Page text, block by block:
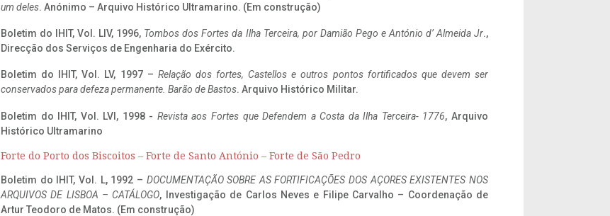
um deles. Anónimo – Arquivo Histórico Ultramarino. (Em construção)
Boletim do IHIT, Vol. LIV, 1996, Tombos dos Fortes da Ilha Terceira, por Damião Pego e António d’ Almeida Jr.,
Direcção dos Serviços de Engenharia do Exército.
Boletim do IHIT, Vol. LV, 1997 – Relação dos fortes, Castellos e outros pontos fortificados que devem ser
conservados para defeza permanente. Barão de Bastos. Arquivo Histórico Militar.
Boletim do IHIT, Vol. LVI, 1998 - Revista aos Fortes que Defendem a Costa da Ilha Terceira- 1776, Arquivo
Histórico Ultramarino
Forte do Porto dos Biscoitos – Forte de Santo António – Forte de São Pedro
Boletim do IHIT, Vol. L, 1992 – DOCUMENTAÇÃO SOBRE AS FORTIFICAÇÕES DOS AÇORES EXISTENTES NOS
ARQUIVOS DE LISBOA – CATÁLOGO, Investigação de Carlos Neves e Filipe Carvalho – Coordenação de
Artur Teodoro de Matos. (Em construção)